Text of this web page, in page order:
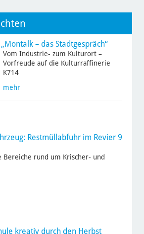
– das Stadtgespräch“
Vom Industrie- zum Kulturort –
Vorfreude auf die Kulturraffinerie
K714
mehr
Restmüllabfuhr im Revier 9
rund um Krischer- und
kreativ durch den Herbst